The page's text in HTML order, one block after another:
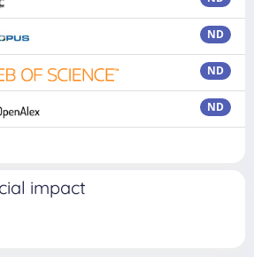
ND
ND
ND
impact